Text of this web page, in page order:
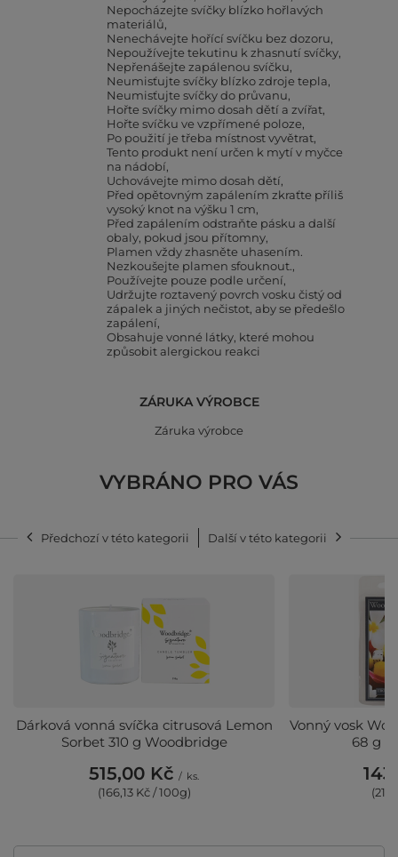
Nepocházejte svíčky blízko hořlavých
materiálů
Nenechávejte hořící svíčku bez dozoru
Nepoužívejte tekutinu k zhasnutí svíčky
Nepřenášejte zapálenou svíčku
Neumisťujte svíčky blízko zdroje tepla
Neumisťujte svíčky do průvanu
Hořte svíčky mimo dosah dětí a zvířat
Hořte svíčku ve vzpřímené poloze
Po použití je třeba místnost vyvětrat
Tento produkt není určen k mytí v myčce
na nádobí
Uchovávejte mimo dosah dětí
Před opětovným zapálením zkraťte příliš
vysoký knot na výšku 1 cm
Před zapálením odstraňte pásku a další
obaly, pokud jsou přítomny
Plamen vždy zhasněte uhasením.
Nezkoušejte plamen sfouknout.
Používejte pouze podle určení
Udržujte roztavený povrch vosku čistý od
zápalek a jiných nečistot, aby se předešlo
zapálení
Obsahuje vonné látky, které mohou
způsobit alergickou reakci
ZÁRUKA VÝROBCE
Záruka výrobce
VYBRÁNO PRO VÁS
Předchozí v této kategorii Další v této kategorii
Dárková vonná svíčka citrusová Lemon
Sorbet 310 g Woodbridge
515,00 Kč / ks.
(166,13 Kč / 100g)
Vonný vosk
68 g -